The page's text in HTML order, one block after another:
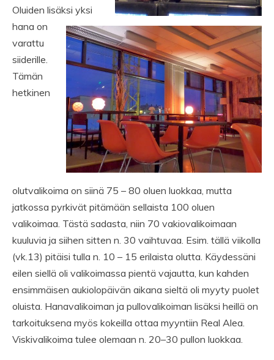
Oluiden lisäksi yksi
hana on
varattu
siiderille.
Tämän
hetkinen
olutvalikoima on siinä 75 – 80 oluen luokkaa, mutta
jatkossa pyrkivät pitämään sellaista 100 oluen
valikoimaa. Tästä sadasta, niin 70 vakiovalikoimaan
kuuluvia ja siihen sitten n. 30 vaihtuvaa. Esim. tällä viikolla
(vk.13) pitäisi tulla n. 10 – 15 erilaista olutta. Käydessäni
eilen siellä oli valikoimassa pientä vajautta, kun kahden
ensimmäisen aukiolopäivän aikana sieltä oli myyty puolet
oluista. Hanavalikoiman ja pullovalikoiman lisäksi heillä on
tarkoituksena myös kokeilla ottaa myyntiin Real Alea.
Viskivalikoima tulee olemaan n. 20–30 pullon luokkaa.